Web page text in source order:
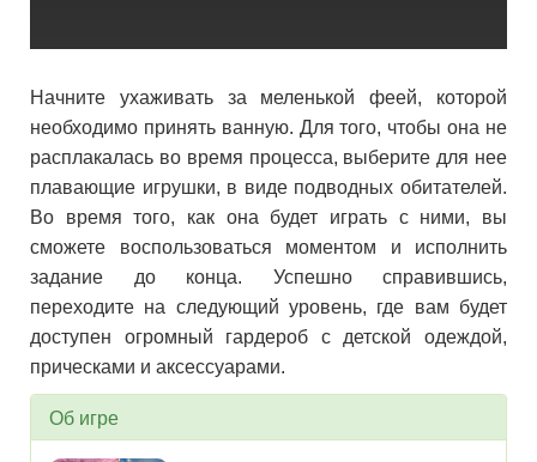
Начните ухаживать за меленькой феей, которой
необходимо принять ванную. Для того, чтобы она не
расплакалась во время процесса, выберите для нее
плавающие игрушки, в виде подводных обитателей.
Во время того, как она будет играть с ними, вы
сможете воспользоваться моментом и исполнить
задание до конца. Успешно справившись,
переходите на следующий уровень, где вам будет
доступен огромный гардероб с детской одеждой,
прическами и аксессуарами.
Об игре